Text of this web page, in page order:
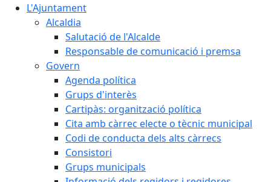
L'Ajuntament
Alcaldia
Salutació de l'Alcalde
Responsable de comunicació i premsa
Govern
Agenda política
Grups d'interès
Cartipàs: organització política
Cita amb càrrec electe o tècnic municipal
Codi de conducta dels alts càrrecs
Consistori
Grups municipals